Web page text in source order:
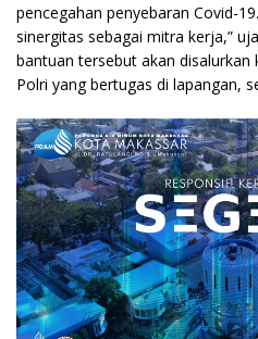
pencegahan penyebaran Covid-
sinergitas sebagai mitra kerja,”
bantuan tersebut akan disalurkan
Polri yang bertugas di lapangan,